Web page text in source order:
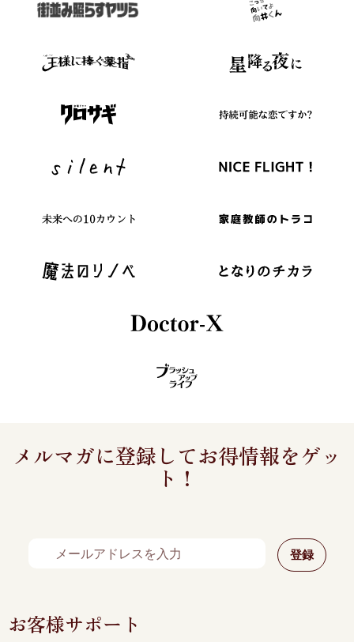
メルマガに登録してお得情報をゲッ
ト！
お客様サポート